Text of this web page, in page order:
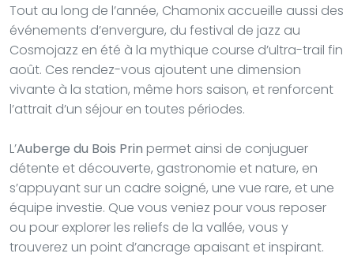
Tout au long de l’année, Chamonix accueille aussi des
événements d’envergure, du festival de jazz au
Cosmojazz en été à la mythique course d’ultra-trail fin
août. Ces rendez-vous ajoutent une dimension
vivante à la station, même hors saison, et renforcent
l’attrait d’un séjour en toutes périodes.
L’Auberge du Bois Prin permet ainsi de conjuguer
détente et découverte, gastronomie et nature, en
s’appuyant sur un cadre soigné, une vue rare, et une
équipe investie. Que vous veniez pour vous reposer
ou pour explorer les reliefs de la vallée, vous y
trouverez un point d’ancrage apaisant et inspirant.